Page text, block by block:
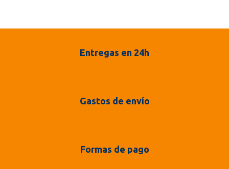
Entregas en 24h
Gastos de envío
Formas de pago